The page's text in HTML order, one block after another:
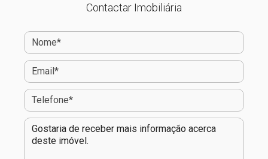
Contactar Imobiliária